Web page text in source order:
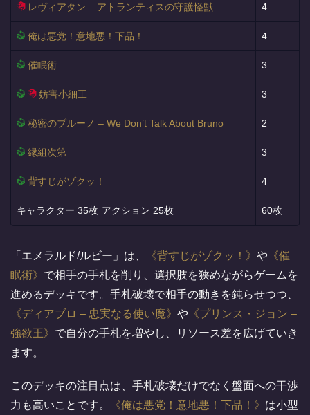
レヴィアタン – アトランティスの守護怪獣 4
俺は悪党！意地悪！下品！ 4
催眠術 3
妨害小細工 3
秘密のブルーノ – We Don’t Talk About Bruno 2
縁組次第 3
背すじがゾクッ！ 4
35枚 25枚 60枚
「エメラルド/ルビー」は、 背すじがゾクッ！ や
催
眠術
で相手の手札を削り、選択肢を狭めながらゲームを
進めるデッキです。手札破壊で相手の動きを鈍らせつつ、
ディアブロ – 忠実なる使い魔
や
プリンス・ジョン –
強欲王
で自分の手札を増やし、リソース差を広げていき
ます。
このデッキの注目点は、手札破壊だけでなく盤面への干渉
力も高いことです。
俺は悪党！意地悪！下品！ は小型